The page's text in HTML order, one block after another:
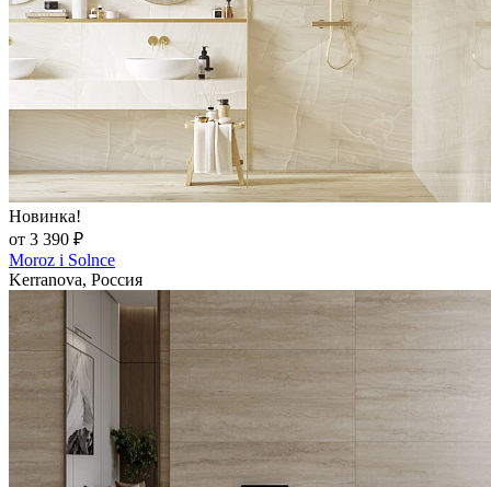
Новинка!
от 3 390 ₽
Moroz i Solnce
Kerranova, Россия